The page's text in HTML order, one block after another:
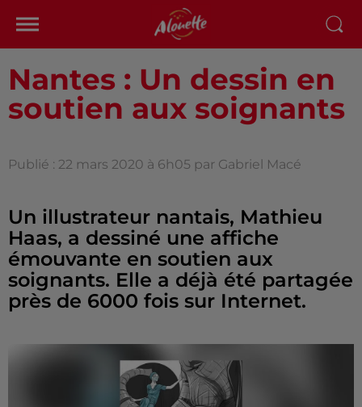
Nantes : Un dessin en
soutien aux soignants
Publié : 22 mars 2020 à 6h05 par Gabriel Macé
Un illustrateur nantais, Mathieu
Haas, a dessiné une affiche
émouvante en soutien aux
soignants. Elle a déjà été partagée
près de 6000 fois sur Internet.